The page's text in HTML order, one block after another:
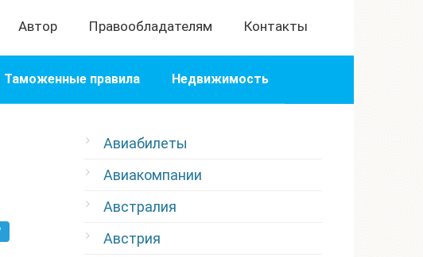
Автор Правообладателям Контакты
Таможенные правила Недвижимость
Авиабилеты
Авиакомпании
Австралия
Австрия